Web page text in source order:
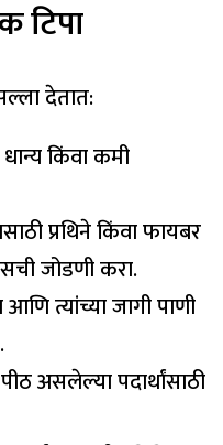
टिपा
देतात:
किंवा कमी
प्रथिने किंवा फायबर
जोडणी करा.
त्यांच्या जागी पाणी
असलेल्या पदार्थांसाठी